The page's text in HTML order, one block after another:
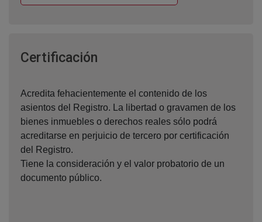
Certificación
Acredita fehacientemente el contenido de los
asientos del Registro. La libertad o gravamen de los
bienes inmuebles o derechos reales sólo podrá
acreditarse en perjuicio de tercero por certificación
del Registro.
Tiene la consideración y el valor probatorio de un
documento público.